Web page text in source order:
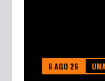
6 AGO 26